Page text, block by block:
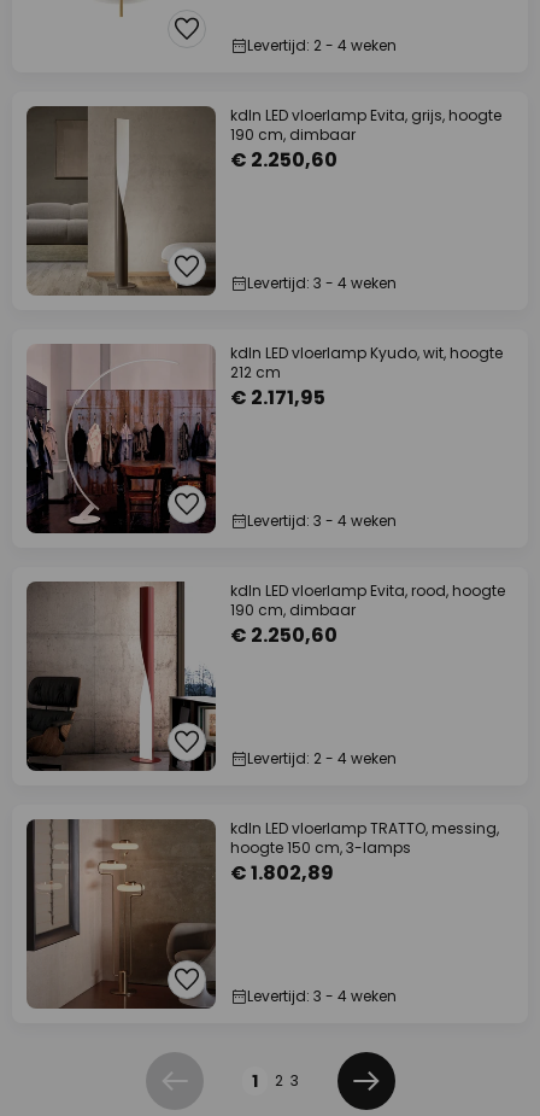
Levertijd: 2 - 4 weken
kdln LED vloerlamp Evita, grijs, hoogte
190 cm, dimbaar
€ 2.250,60
Levertijd: 3 - 4 weken
kdln LED vloerlamp Kyudo, wit, hoogte
212 cm
€ 2.171,95
Levertijd: 3 - 4 weken
kdln LED vloerlamp Evita, rood, hoogte
190 cm, dimbaar
€ 2.250,60
Levertijd: 2 - 4 weken
kdln LED vloerlamp TRATTO, messing,
hoogte 150 cm, 3-lamps
€ 1.802,89
Levertijd: 3 - 4 weken
Vorige 1 2 3
Volgende